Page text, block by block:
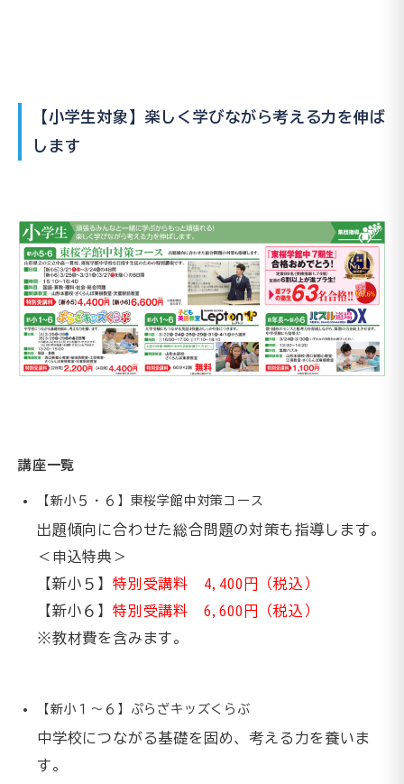
【小学生対象】楽しく学びながら考える力を伸ば
します
講座一覧
【新小５・６】東桜学館中対策コース
出題傾向に合わせた総合問題の対策も指導します。
＜申込特典＞
【新小５】 特別受講料 4,400円（税込）
【新小６】 特別受講料 6,600円（税込）
※教材費を含みます。
【新小１～６】ぷらざキッズくらぶ
中学校につながる基礎を固め、考える力を養いま
す。